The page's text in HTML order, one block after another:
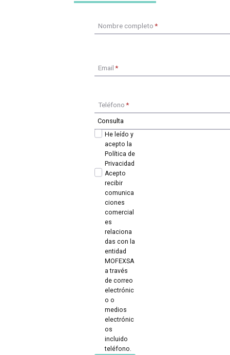
Nombre completo*
Email*
Teléfono*
He leído y
acepto la
Política de
Privacidad
Acepto
recibir
comunica
ciones
comercial
es
relaciona
das con la
entidad
MOFEXSA
a través
de correo
electrónic
o o
medios
electrónic
os
incluido
teléfono.